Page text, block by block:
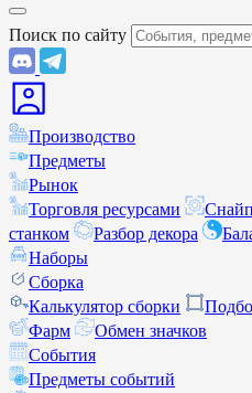
Поиск по сайту
Производство
Предметы
Рынок
Торговля ресурсами
станком
Разбор декора
Наборы
Сборка
Калькулятор сборки
Фарм
Обмен значков
События
Предметы событий